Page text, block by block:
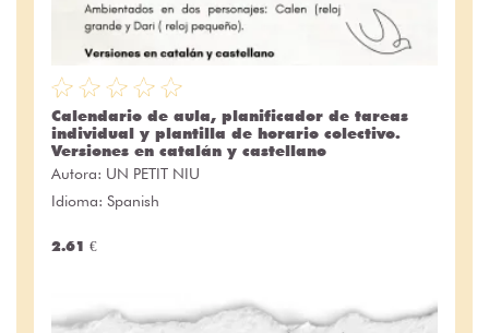
Calendario de aula, planificador de tareas
individual y plantilla de horario colectivo.
Versiones en catalán y castellano
Autora: UN PETIT NIU
Idioma: Spanish
2.61 €